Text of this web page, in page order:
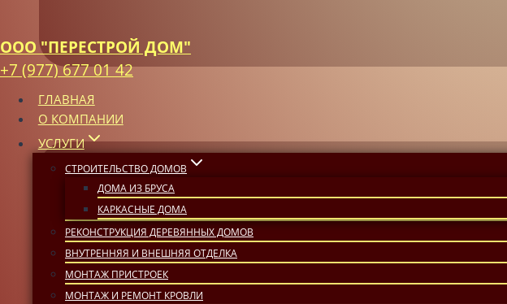
ООО "ПЕРЕСТРОЙ ДОМ"
+7 (977) 677 01 42
ГЛАВНАЯ
О КОМПАНИИ
УСЛУГИ
СТРОИТЕЛЬСТВО ДОМОВ
ДОМА ИЗ БРУСА
КАРКАСНЫЕ ДОМА
РЕКОНСТРУКЦИЯ ДЕРЕВЯННЫХ ДОМОВ
ВНУТРЕННЯЯ И ВНЕШНЯЯ ОТДЕЛКА
МОНТАЖ ПРИСТРОЕК
МОНТАЖ И РЕМОНТ КРОВЛИ